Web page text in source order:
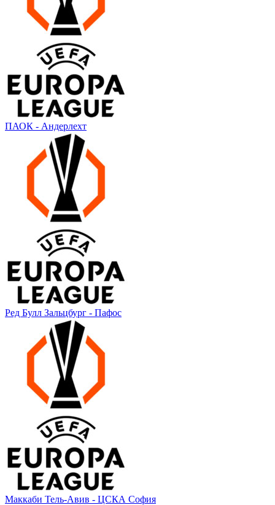
ПАОК - Андерлехт
Ред Булл Зальцбург - Пафос
Маккаби Тель-Авив - ЦСКА София